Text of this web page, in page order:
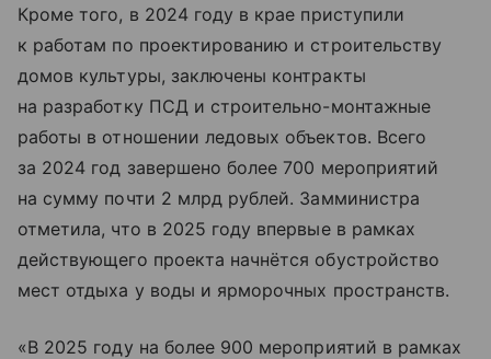
Кроме того, в 2024 году в крае приступили
к работам по проектированию и строительству
домов культуры, заключены контракты
на разработку ПСД и строительно-монтажные
работы в отношении ледовых объектов. Всего
за 2024 год завершено более 700 мероприятий
на сумму почти 2 млрд рублей. Замминистра
отметила, что в 2025 году впервые в рамках
действующего проекта начнётся обустройство
мест отдыха у воды и ярморочных пространств.
«В 2025 году на более 900 мероприятий в рамках